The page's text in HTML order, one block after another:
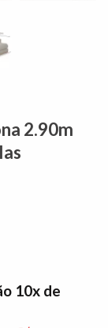
2.90m
10x de